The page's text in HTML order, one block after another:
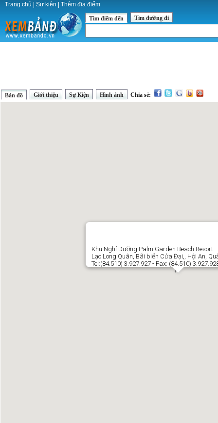
Trang chủ Sự kiện Thêm địa điểm
Tìm điểm đến Tìm đường đi
Bản đồ Giới thiệu Sự Kiện Hình ảnh Chia sẻ:
Khu Nghỉ Dưỡng Palm Garden Beach Resort
Lạc Long Quân, Bãi biển Cửa Đại,, Hội An,
Tel:(84.510) 3.927.927 - Fax: (84.510)